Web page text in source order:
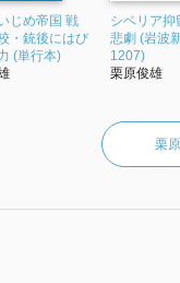
じめ帝国 戦
・銃後にはび
(単行本)
シベリア抑
悲劇 (岩波
1207)
栗原俊雄
栗